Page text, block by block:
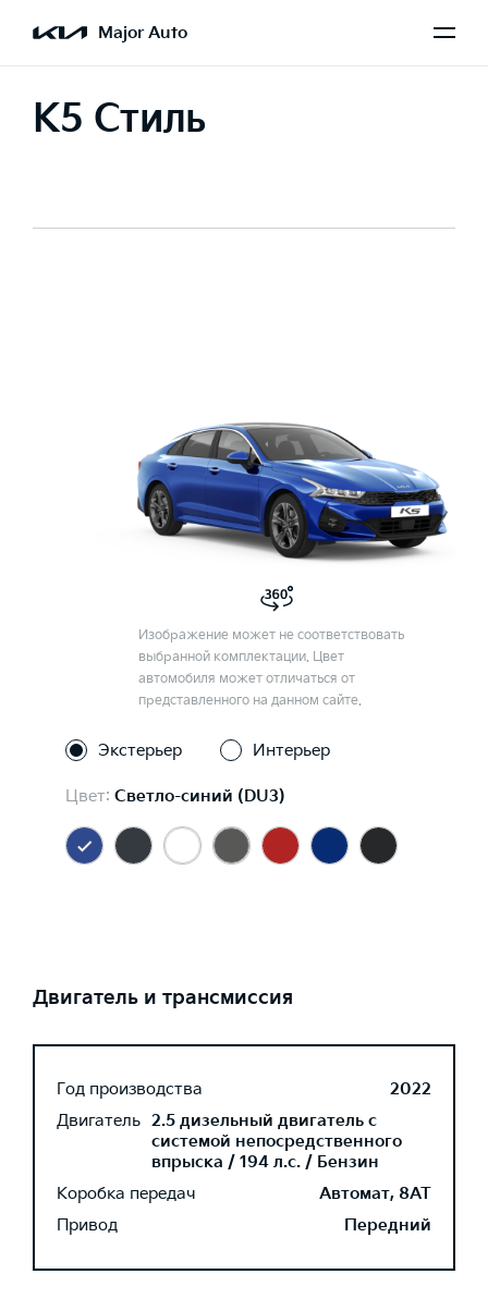
Major Auto
K5 Стиль
Изображение может не соответствовать
выбранной комплектации. Цвет
автомобиля может отличаться от
представленного на данном сайте.
Экстерьер Интерьер
Цвет: Светло-синий (DU3)
Двигатель и трансмиссия
Год производства
2022
Двигатель 2.5 дизельный двигатель с
системой непосредственного
впрыска / 194 л.с. / Бензин
Коробка передач
Автомат, 8AT
Привод
Передний